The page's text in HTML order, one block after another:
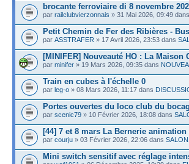
brocante ferroviaire di 8 novembre
par railclubvierzonnais » 31 Mai 2026, 09:49 dans
Petit Chemin de Fer des Ribières -
par ASSTRAFER » 17 Avril 2026, 23:53 dans
[MINIFER] Nouveauté HO : La Maison
par minifer » 19 Mars 2026, 09:35 dans
Train en cubes à l'échelle 0
par leg-o » 08 Mars 2026, 11:17 dans
Portes ouvertes du loco club du
par scenic79 » 10 Février 2026, 18:08 dans
[44] 7 et 8 mars La Bernerie animation
par courju » 03 Février 2026, 22:06 dans
Mini switch sensitif avec réglage